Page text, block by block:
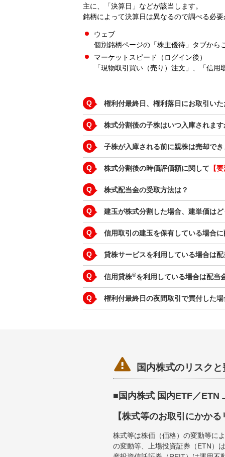
主に、「決算日」などが該当します。
銘柄によって決算日は異なるので調べる必
ウェブ
個別銘柄ページの「株主優待」タブから
マーケットスピード（ログイン後）
「現物取引買い（売り）注文」、「信
Q 権利付最終日、権利落日にお取引い
Q 株式分割後の子株はいつ入庫されます
Q 子株が入庫される前に親株は売却で
Q 株式分割後の時価評価額に関して 【
Q 株式配当金の受取方法は？
Q 建玉が株式分割した場合、建単価は
Q 信用取引の建玉を保有している場合
Q 貸株サービスを利用している場合は
Q 信用貸株®を利用している場合は配当
Q 権利付最終日の夜間取引で買付した
 国内株式のリスク
■国内株式 国内ETF／ETN
【株式等のお取引にかか
株式等は株価（価格）の変動等に
の変動等、上場投資証券（ETN）